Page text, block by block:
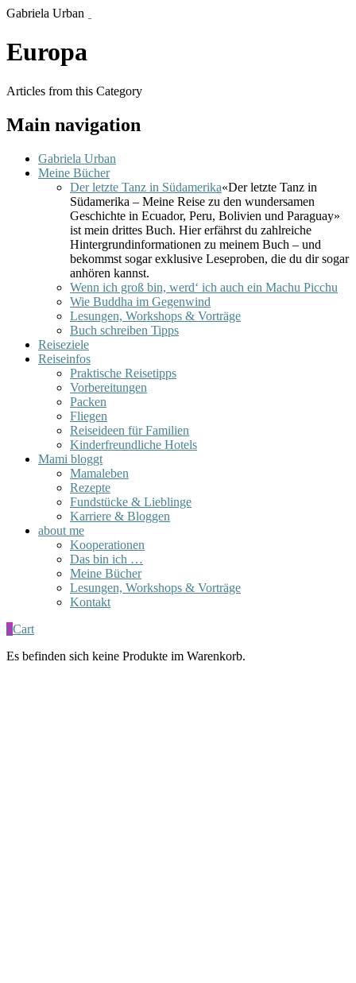
Gabriela Urban
Europa
Articles from this Category
Main navigation
Gabriela Urban
Meine Bücher
Der letzte Tanz in Südamerika«Der letzte Tanz in
Südamerika – Meine Reise zu den wundersamen
Geschichte in Ecuador, Peru, Bolivien und Paraguay»
ist mein drittes Buch. Hier erfährst du zahlreiche
Hintergrundinformationen zu meinem Buch – und
bekommst sogar exklusive Leseproben, die du dir sogar
anhören kannst.
Wenn ich groß bin, werd‘ ich auch ein Machu Picchu
Wie Buddha im Gegenwind
Lesungen, Workshops & Vorträge
Buch schreiben Tipps
Reiseziele
Reiseinfos
Praktische Reisetipps
Vorbereitungen
Packen
Fliegen
Reiseideen für Familien
Kinderfreundliche Hotels
Mami bloggt
Mamaleben
Rezepte
Fundstücke & Lieblinge
Karriere & Bloggen
about me
Kooperationen
Das bin ich …
Meine Bücher
Lesungen, Workshops & Vorträge
Kontakt
0Cart
Es befinden sich keine Produkte im Warenkorb.